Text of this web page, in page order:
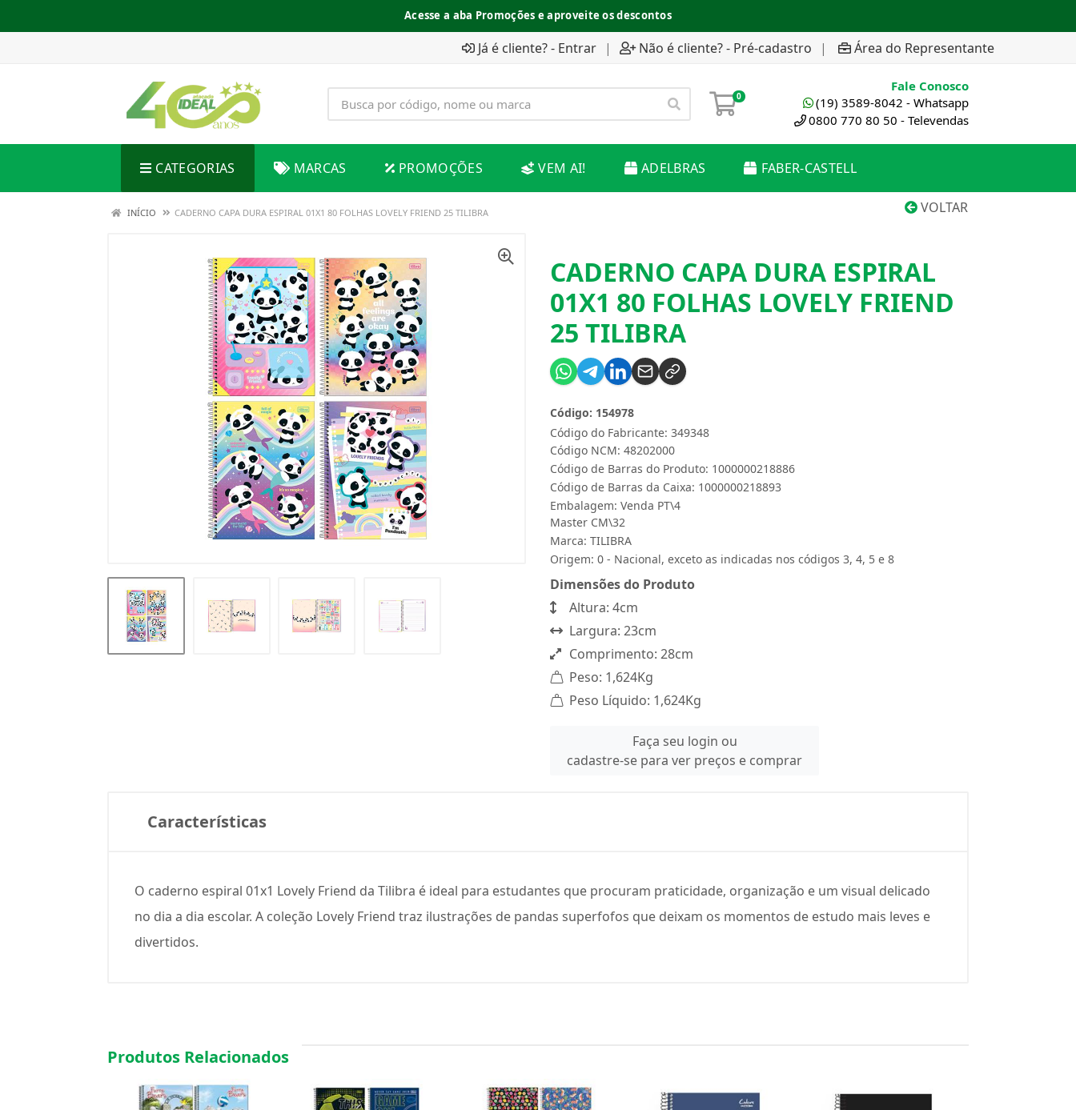
Acesse a aba Promoções e aproveite os descontos
Já é cliente? - Entrar | Não é cliente? - Pré-cadastro | Área do Representante
0
Fale Conosco
(19) 3589-8042 - Whatsapp
0800 770 80 50 - Televendas
CATEGORIAS MARCAS PROMOÇÕES VEM AI! ADELBRAS FABER-CASTELL
VOLTAR
INÍCIO CADERNO CAPA DURA ESPIRAL 01X1 80 FOLHAS LOVELY FRIEND 25 TILIBRA
CADERNO CAPA DURA ESPIRAL
01X1 80 FOLHAS LOVELY FRIEND
25 TILIBRA
Código do Fabricante: 349348
Código: 154978
Código NCM: 48202000
Código de Barras do Produto: 1000000218886
Código de Barras da Caixa: 1000000218893
Embalagem: Venda PT\4
Master CM\32
Marca: TILIBRA
Origem: 0 - Nacional, exceto as indicadas nos códigos 3, 4, 5 e 8
Dimensões do Produto
Altura: 4cm
Largura: 23cm
Comprimento: 28cm
Peso: 1,624Kg
Peso Líquido: 1,624Kg
Faça seu login ou
cadastre-se para ver preços e comprar
Características
O caderno espiral 01x1 Lovely Friend da Tilibra é ideal para estudantes que procuram praticidade, organização e um visual delicado
no dia a dia escolar. A coleção Lovely Friend traz ilustrações de pandas superfofos que deixam os momentos de estudo mais leves e
divertidos.
Produtos Relacionados